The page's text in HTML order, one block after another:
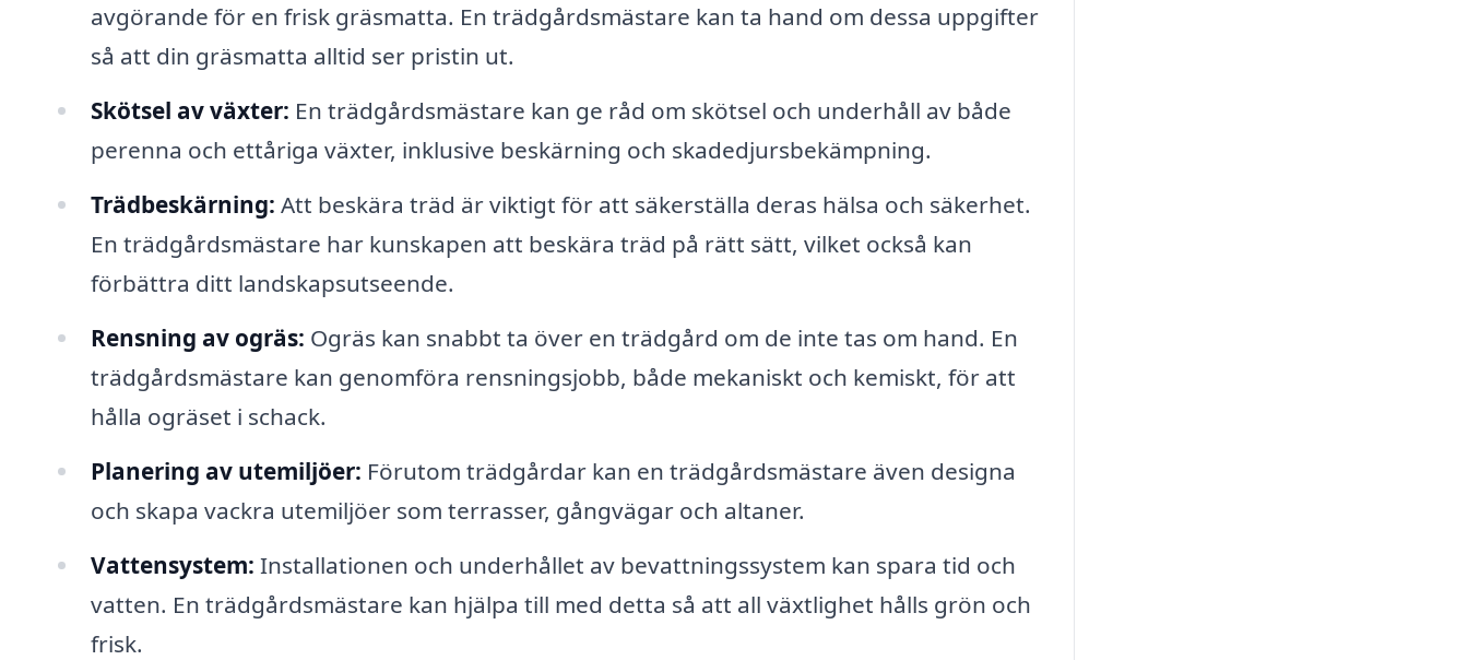
avgörande för en frisk gräsmatta. En trädgårdsmästare kan ta hand om dessa uppgifter
så att din gräsmatta alltid ser pristin ut.
Skötsel av växter: En trädgårdsmästare kan ge råd om skötsel och underhåll av både
perenna och ettåriga växter, inklusive beskärning och skadedjursbekämpning.
Trädbeskärning: Att beskära träd är viktigt för att säkerställa deras hälsa och säkerhet.
En trädgårdsmästare har kunskapen att beskära träd på rätt sätt, vilket också kan
förbättra ditt landskapsutseende.
Rensning av ogräs: Ogräs kan snabbt ta över en trädgård om de inte tas om hand. En
trädgårdsmästare kan genomföra rensningsjobb, både mekaniskt och kemiskt, för att
hålla ogräset i schack.
Planering av utemiljöer: Förutom trädgårdar kan en trädgårdsmästare även designa
och skapa vackra utemiljöer som terrasser, gångvägar och altaner.
Vattensystem: Installationen och underhållet av bevattningssystem kan spara tid och
vatten. En trädgårdsmästare kan hjälpa till med detta så att all växtlighet hålls grön och
frisk.